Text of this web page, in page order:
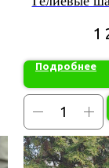
1
Подробнее